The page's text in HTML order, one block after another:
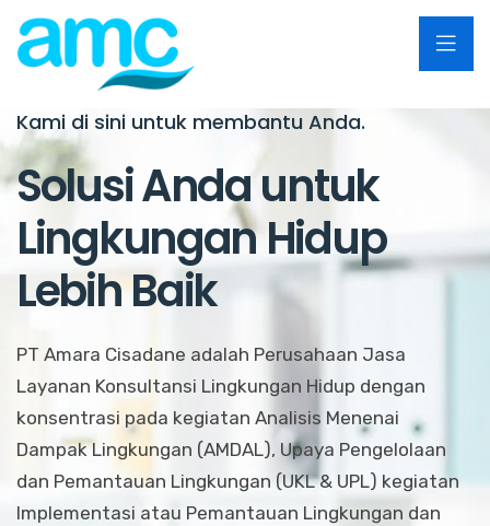
Kami di sini untuk membantu Anda.
Solusi Anda untuk
Lingkungan Hidup
Lebih Baik
PT Amara Cisadane adalah Perusahaan Jasa
Layanan Konsultansi Lingkungan Hidup dengan
konsentrasi pada kegiatan Analisis Menenai
Dampak Lingkungan (AMDAL), Upaya Pengelolaan
dan Pemantauan Lingkungan (UKL & UPL) kegiatan
Implementasi atau Pemantauan Lingkungan dan